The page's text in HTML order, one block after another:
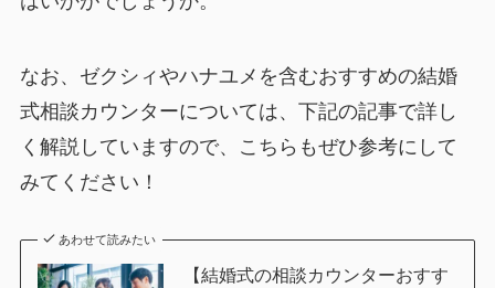
なお、ゼクシィやハナユメを含むおすすめの結婚
式相談カウンターについては、下記の記事で詳し
く解説していますので、こちらもぜひ参考にして
みてください！
あわせて読みたい
【結婚式の相談カウンターおすす